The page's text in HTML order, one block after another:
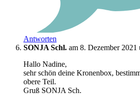
Antworten
SONJA Schl. am 8. Dezember 2021
Hallo Nadine,
sehr schön deine Kronenbox,
obere Teil.
Gruß SONJA Sch.